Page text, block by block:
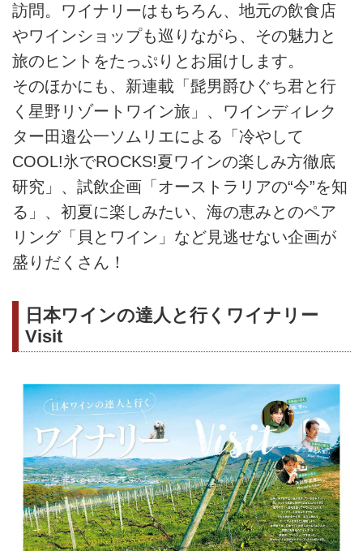
訪問。ワイナリーはもちろん、地元の飲食店
やワインショップも巡りながら、その魅力と
旅のヒントをたっぷりとお届けします。
そのほかにも、新連載「髭男爵ひぐち君と行
く星野リゾートワイン旅」、ワインディレク
ター田邉公一ソムリエによる「冷やして
COOL!氷でROCKS!夏ワインの楽しみ方徹底
研究」、試飲企画「オーストラリアの“今”を知
る」、初夏に楽しみたい、海の恵みとのペア
リング「貝とワイン」など見逃せない企画が
盛りだくさん！
日本ワインの達人と行くワイナリー
Visit